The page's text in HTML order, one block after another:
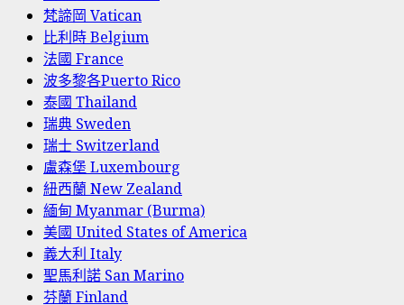
梵諦岡 Vatican
比利時 Belgium
法國 France
波多黎各Puerto Rico
泰國 Thailand
瑞典 Sweden
瑞士 Switzerland
盧森堡 Luxembourg
紐西蘭 New Zealand
緬甸 Myanmar (Burma)
美國 United States of America
義大利 Italy
聖馬利諾 San Marino
芬蘭 Finland